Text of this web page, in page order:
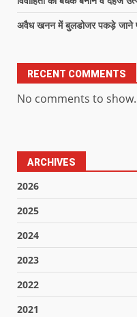
अवैध खनन में बुलडोजर पकड़े जाने
RECENT COMMENTS
No comments to show.
ARCHIVES
2026
2025
2024
2023
2022
2021